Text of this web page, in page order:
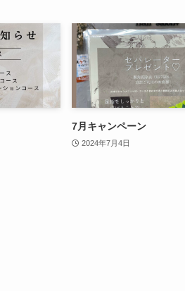
7月キャンペーン
2024年7月4日